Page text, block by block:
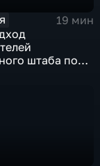
19 мин
штаба по